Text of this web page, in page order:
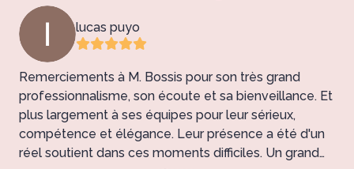
lucas puyo
Remerciements à M. Bossis pour son très grand
professionnalisme, son écoute et sa bienveillance. Et
plus largement à ses équipes pour leur sérieux,
compétence et élégance. Leur présence a été d'un
réel soutient dans ces moments difficiles. Un grand